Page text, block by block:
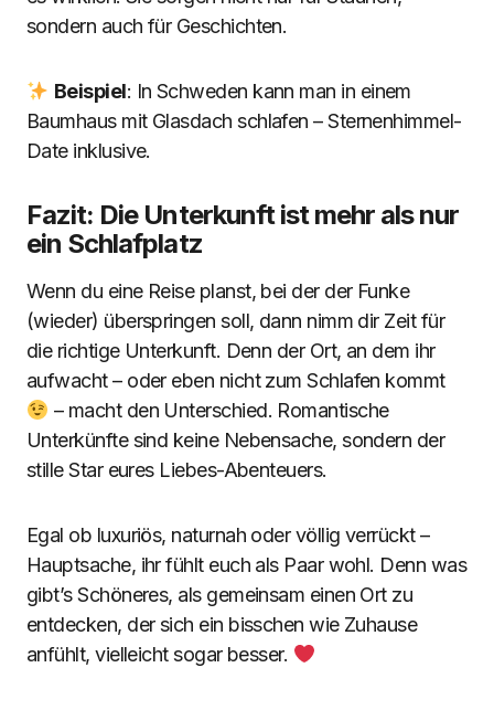
sondern auch für Geschichten.
Beispiel: In Schweden kann man in einem
Baumhaus mit Glasdach schlafen – Sternenhimmel-
Date inklusive.
Fazit: Die Unterkunft ist mehr als nur
ein Schlafplatz
Wenn du eine Reise planst, bei der der Funke
(wieder) überspringen soll, dann nimm dir Zeit für
die richtige Unterkunft. Denn der Ort, an dem ihr
aufwacht – oder eben nicht zum Schlafen kommt
– macht den Unterschied. Romantische
Unterkünfte sind keine Nebensache, sondern der
stille Star eures Liebes-Abenteuers.
Egal ob luxuriös, naturnah oder völlig verrückt –
Hauptsache, ihr fühlt euch als Paar wohl. Denn was
gibt’s Schöneres, als gemeinsam einen Ort zu
entdecken, der sich ein bisschen wie Zuhause
anfühlt, vielleicht sogar besser.